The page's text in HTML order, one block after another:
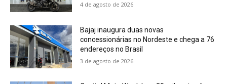
4 de agosto de 2026
Bajaj inaugura duas novas
concessionárias no Nordeste e chega a 76
endereços no Brasil
3 de agosto de 2026